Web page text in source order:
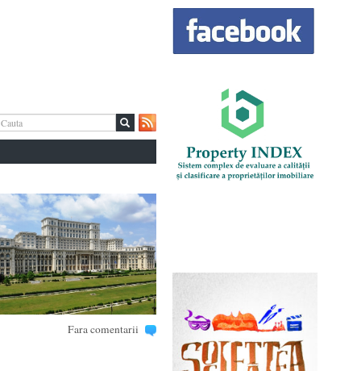
Fara comentarii